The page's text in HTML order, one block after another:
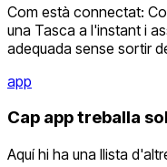
Com està connectat:
una Tasca a l'instant i
adequada sense sortir
app
Cap app treballa
Aquí hi ha una llista